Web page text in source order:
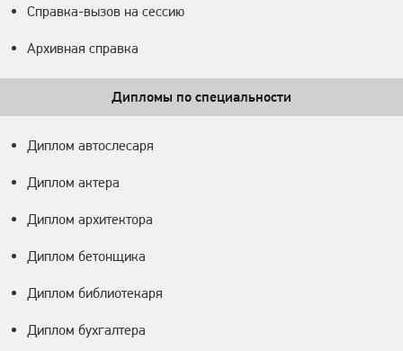
Справка-вызов на сессию
Архивная справка
Дипломы по специальности
Диплом автослесаря
Диплом актера
Диплом архитектора
Диплом бетонщика
Диплом библиотекаря
Диплом бухгалтера